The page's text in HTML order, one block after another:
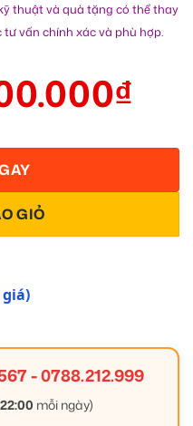
thuật và quà tặng có thể thay
vấn chính xác và phù hợp.
₫
GIỎ
-0788.212.999
22:00 mỗi ngày)